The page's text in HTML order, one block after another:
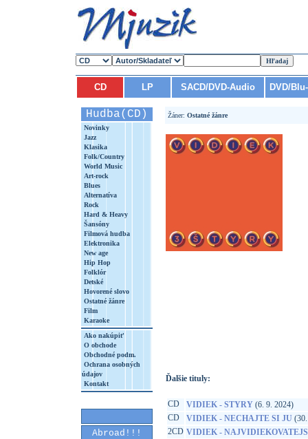
CD LP SACD/DVD-Audio DVD/
Hudba(CD)
Novinky
Jazz
Klasika
Folk/Country
World Music
Art-rock
Blues
Alternatíva
Rock
Hard & Heavy
Šansóny
Filmová hudba
Elektronika
New age
Hip Hop
Folklór
Detské
Hovorené slovo
Ostatné žánre
Film
Karaoke
Ako nakúpiť
O obchode
Obchodné podm.
Ochrana osobných
údajov
Kontakt
Abroad!!!
Žáner: Ostatné žánre
Ďalšie tituly:
CD VIDIEK - STYRY (6. 9. 2024)
CD
VIDIEK - NECHAJTE SI JU
2CD VIDIEK -